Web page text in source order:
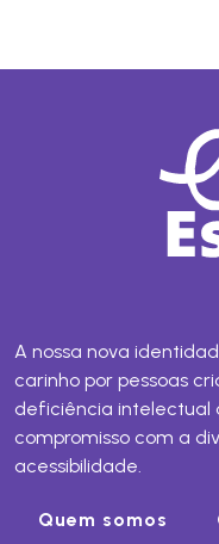
A nossa nova
carinho por pessoas
deficiência intelectual
compromisso com a
acessibilidade.
Quem somos